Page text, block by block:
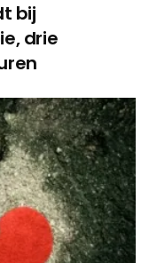
bij
drie